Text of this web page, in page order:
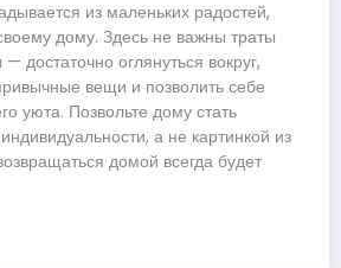
из маленьких радостей,
дому. Здесь не важны траты
достаточно оглянуться вокруг,
вещи и позволить себе
уюта. Позвольте дому стать
а не картинкой из
домой всегда будет